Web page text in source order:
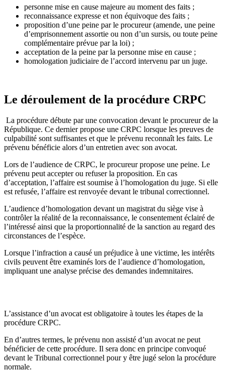
personne mise en cause majeure au moment des faits ;
reconnaissance expresse et non équivoque des faits ;
proposition d’une peine par le procureur (amende, une peine
d’emprisonnement assortie ou non d’un sursis, ou toute peine
complémentaire prévue par la loi) ;
acceptation de la peine par la personne mise en cause ;
homologation judiciaire de l’accord intervenu par un juge.
Le déroulement de la procédure CRPC
La procédure débute par une convocation devant le procureur de la
République. Ce dernier propose une CRPC lorsque les preuves de
culpabilité sont suffisantes et que le prévenu reconnaît les faits. Le
prévenu bénéficie alors d’un entretien avec son avocat.
Lors de l’audience de CRPC, le procureur propose une peine. Le
prévenu peut accepter ou refuser la proposition. En cas
d’acceptation, l’affaire est soumise à l’homologation du juge. Si elle
est refusée, l’affaire est renvoyée devant le tribunal correctionnel.
L’audience d’homologation devant un magistrat du siège vise à
contrôler la réalité de la reconnaissance, le consentement éclairé de
l’intéressé ainsi que la proportionnalité de la sanction au regard des
circonstances de l’espèce.
Lorsque l’infraction a causé un préjudice à une victime, les intérêts
civils peuvent être examinés lors de l’audience d’homologation,
impliquant une analyse précise des demandes indemnitaires.
L’assistance d’un avocat est obligatoire à toutes les étapes de la
procédure CRPC.
En d’autres termes, le prévenu non assisté d’un avocat ne peut
bénéficier de cette procédure. Il sera donc en principe convoqué
devant le Tribunal correctionnel pour y être jugé selon la procédure
normale.